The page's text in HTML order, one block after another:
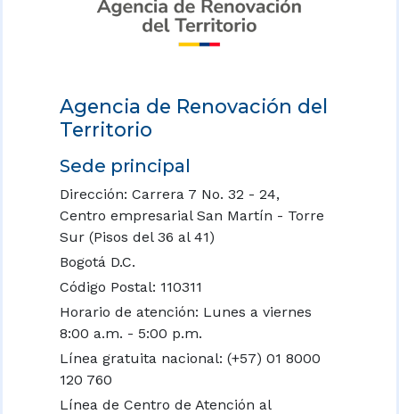
Agencia de Renovación del
Territorio
Sede principal
Dirección: Carrera 7 No. 32 - 24,
Centro empresarial San Martín - Torre
Sur (Pisos del 36 al 41)
Bogotá D.C.
Código Postal: 110311
Horario de atención: Lunes a viernes
8:00 a.m. - 5:00 p.m.
Línea gratuita nacional: (+57) 01 8000
120 760
Línea de Centro de Atención al